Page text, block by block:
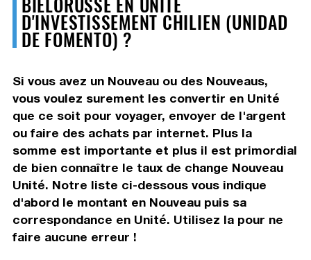
D'INVESTISSEMENT CHILIEN (UNIDAD
DE FOMENTO) ?
Si vous avez un Nouveau ou des Nouveaus,
vous voulez surement les convertir en Unité
que ce soit pour voyager, envoyer de l'argent
ou faire des achats par internet. Plus la
somme est importante et plus il est primordial
de bien connaître le taux de change Nouveau
Unité. Notre liste ci-dessous vous indique
d'abord le montant en Nouveau puis sa
correspondance en Unité. Utilisez la pour ne
faire aucune erreur !